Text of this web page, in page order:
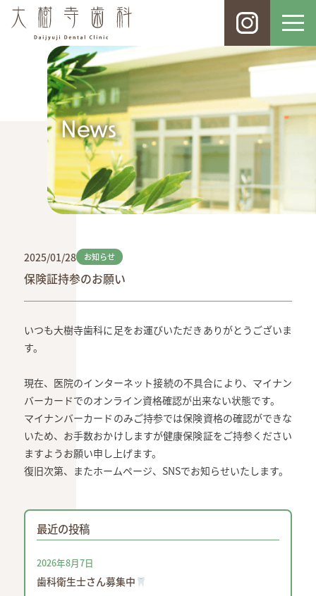
News
2025/01/28 お知らせ
保険証持参のお願い
いつも大樹寺歯科に足をお運びいただきありがとうございま
す。
現在、医院のインターネット接続の不具合により、マイナン
バーカードでのオンライン資格確認が出来ない状態です。
マイナンバーカードのみご持参では保険資格の確認ができな
いため、お手数おかけしますが健康保険証をご持参ください
ますようお願い申し上げます。
復旧次第、またホームページ、SNSでお知らせいたします。
最近の投稿
歯科衛生士さん募集中
2026年8月7日